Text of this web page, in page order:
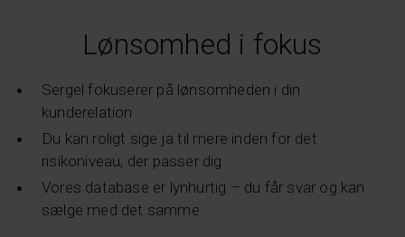
Lønsomhed i fokus
Sergel fokuserer på lønsomheden i din
kunderelation
Du kan roligt sige ja til mere inden for det
risikoniveau, der passer dig
Vores database er lynhurtig – du får svar og kan
sælge med det samme